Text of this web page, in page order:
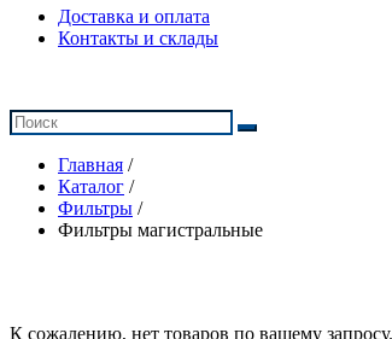
Доставка и оплата
Контакты и склады
Главная /
Каталог /
Фильтры /
Фильтры магистральные
К сожалению, нет товаров по вашему запросу.